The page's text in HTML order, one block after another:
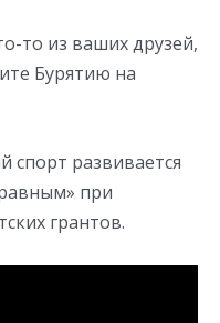
то из ваших друзей,
Бурятию на
спорт развивается
при
грантов.